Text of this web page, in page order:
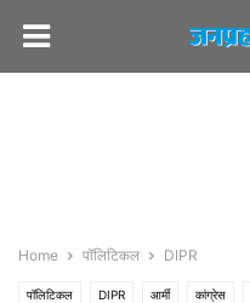
Home पॉलिटिकल DIPR
पॉलिटिकल DIPR आर्मी कांग्रेस